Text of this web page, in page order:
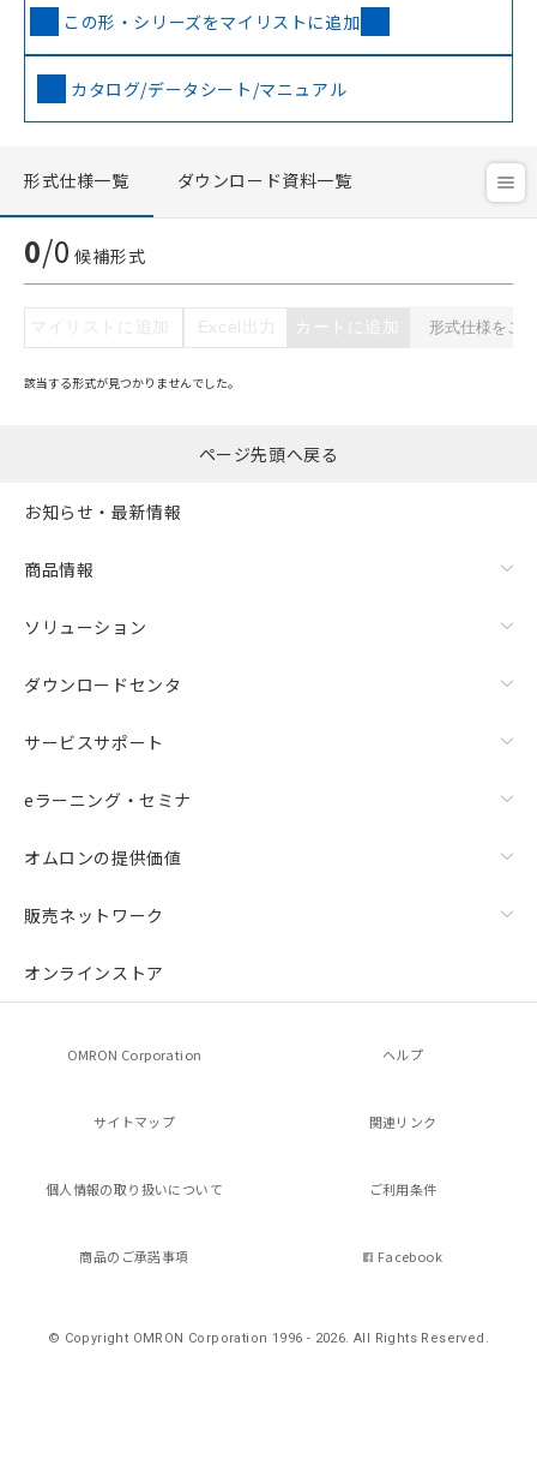
この形・シリーズをマイリストに追加
カタログ/データシート/マニュアル
形式仕様一覧 ダウンロード資料一覧
0/0 候補形式
マイリストに追加 Excel出力 カートに追加
該当する形式が見つかりませんでした。
ページ先頭へ戻る
お知らせ・最新情報
商品情報
ソリューション
ダウンロードセンタ
サービスサポート
eラーニング・セミナ
オムロンの提供価値
販売ネットワーク
オンラインストア
OMRON Corporation ヘルプ
サイトマップ 関連リンク
個人情報の取り扱いについて ご利用条件
商品のご承諾事項 Facebook
© Copyright OMRON Corporation 1996 - 2026.All Rights Reserved.
記
号
説明
一定数には満たないが在庫あり
－
在庫なし(最新の在庫状況につ
空
受注生産機種、また在庫状況の
以下の条件をお読みいただき、同意のうえ
ご利用ください。
本サービスは、当社制御機器事業取扱
商品の当社在庫状況および標準価格
本サービスの対象外となる商品もある
ことをご了承ください。
記載している更新日時点での社内デー
タに基づき作成されるものであり、閲
覧された時点での実際の在庫および標
準価格とは異なる場合があることをご
様のお取引先、またはお客様担当のオ
ご相談ください。
事前の承諾なく第三者に漏洩または開
マイパーツ機能（部品リスト作成サー
メンバーズにご登録されている必要が
あります。
登録された部品リストについて、当社
品・サービスに関するお客様との取
をご了承ください。
用者の範囲」に記載されている法人を
指します。